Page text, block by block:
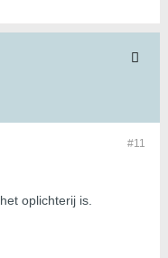
#11
oplichterij is.